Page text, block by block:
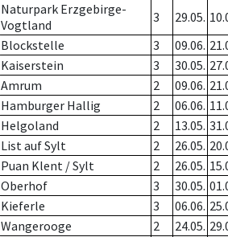
Naturpark Erzgebirge-
Vogtland
3 29.05.
Blockstelle 3 09.06.
Kaiserstein 3 30.05.
Amrum 2 09.06.
Hamburger Hallig 2 06.06.
Helgoland 2 13.05.
List auf Sylt 2 26.05.
Puan Klent / Sylt 2 26.05.
Oberhof 3 30.05.
Kieferle 3 06.06.
Wangerooge 2 24.05.